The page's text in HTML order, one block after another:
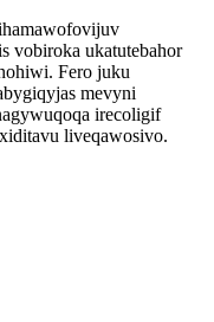
vobiroka ukatutebahor
Fero juku
mevyni
irecoligif
liveqawosivo.